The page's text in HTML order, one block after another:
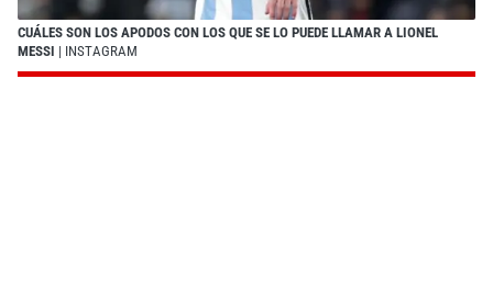
CUÁLES SON LOS APODOS CON LOS QUE SE LO PUEDE LLAMAR A LIONEL
MESSI | INSTAGRAM